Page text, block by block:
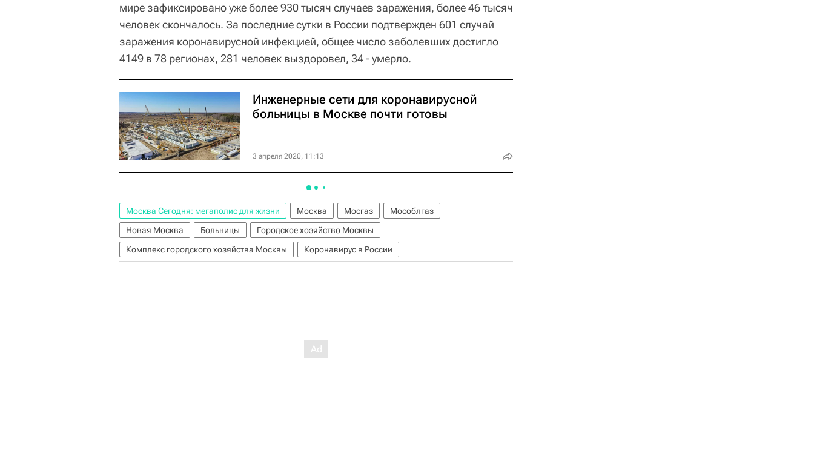
мире зафиксировано уже более 930 тысяч случаев заражения, более 46 тысяч
человек скончалось. За последние сутки в России подтвержден 601 случай
заражения коронавирусной инфекцией, общее число заболевших достигло
4149 в 78 регионах, 281 человек выздоровел, 34 - умерло.
Инженерные сети для коронавирусной
больницы в Москве почти готовы
3 апреля 2020, 11:13
Москва Сегодня: мегаполис для жизни Москва Мосгаз
Мособлгаз
Новая Москва
Больницы
Городское хозяйство Москвы
Комплекс городского хозяйства Москвы
Коронавирус в России